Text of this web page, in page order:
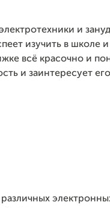
и
изучить в школе и
всё красочно и
и заинтересует